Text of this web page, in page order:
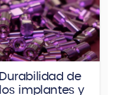
Durabilidad de
los implantes y